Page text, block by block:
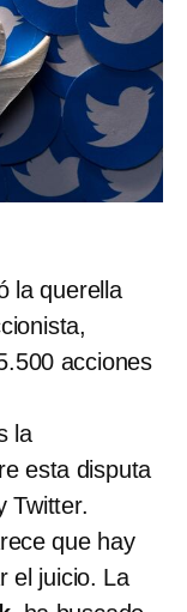
la querella
acciones
la
esta disputa
Twitter.
que hay
el juicio. La